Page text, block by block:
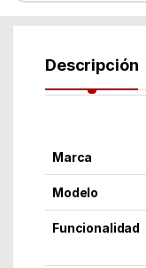
Descripción
Marca
Modelo
Funcionalidad